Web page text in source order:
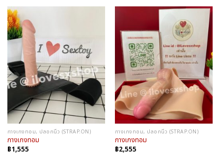
กางเกงทอม, ปลอกนิ้ว (STRAP.ON)
กางเกงทอม
฿1,555
กางเกงทอม, ปลอกนิ้ว (STRAP.ON)
กางเกงทอม
฿2,555